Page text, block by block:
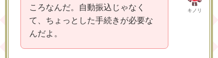
キノリ
ころなんだ。自動振込じゃなく
て、ちょっとした手続きが必要な
んだよ。